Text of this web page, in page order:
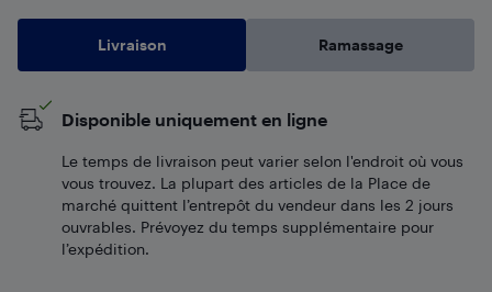
Livraison Ramassage
Disponible uniquement en ligne
Le temps de livraison peut varier selon l'endroit où vous
vous trouvez. La plupart des articles de la Place de
marché quittent l’entrepôt du vendeur dans les 2 jours
ouvrables. Prévoyez du temps supplémentaire pour
l’expédition.